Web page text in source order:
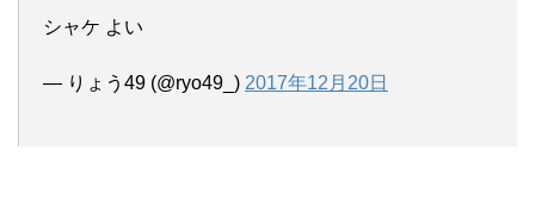
シャケ よい
— りょう49 (@ryo49_) 2017年12月20日